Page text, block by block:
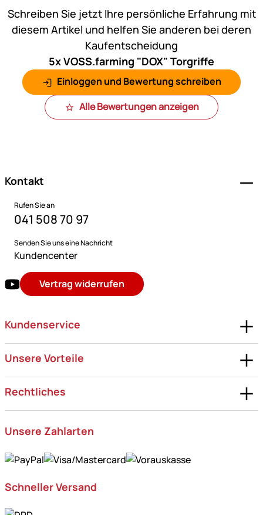
Schreiben Sie jetzt Ihre persönliche Erfahrung mit
diesem Artikel und helfen Sie anderen bei deren
Kaufentscheidung
5x VOSS.farming "DOX" Torgriffe
Einloggen und Bewertung schreiben
Alle Bewertungen anzeigen
Kontakt
Rufen Sie an
041 508 70 97
Senden Sie uns eine Nachricht
Kundencenter
Vertrag widerrufen
Kundenservice
Unsere Vorteile
Rechtliches
Unsere Zahlarten
Schneller Versand